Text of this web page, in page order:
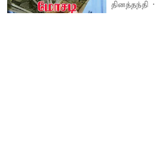
தினத்தந்தி